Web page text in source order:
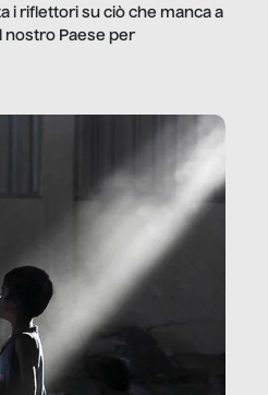
i riflettori su ciò che manca a
Paese per